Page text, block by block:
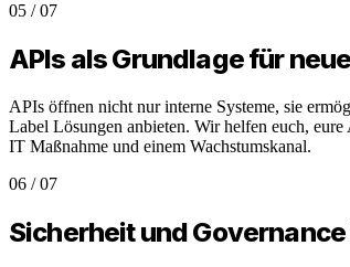
05 /07
APIs als Grundlage für
APIs öffnen nicht nur interne Systeme, sie
Label Lösungen anbieten. Wir helfen euch,
IT Maßnahme und einem Wachstumskanal.
06 /07
Sicherheit und Governance